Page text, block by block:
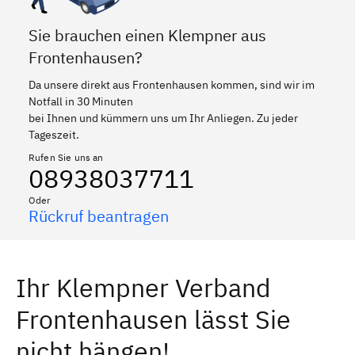
Sie brauchen einen Klempner aus
Frontenhausen?
Da unsere direkt aus Frontenhausen kommen, sind wir im
Notfall in 30 Minuten
bei Ihnen und kümmern uns um Ihr Anliegen. Zu jeder
Tageszeit.
Rufen Sie uns an
08938037711
Oder
Rückruf beantragen
Ihr Klempner Verband
Frontenhausen lässt Sie